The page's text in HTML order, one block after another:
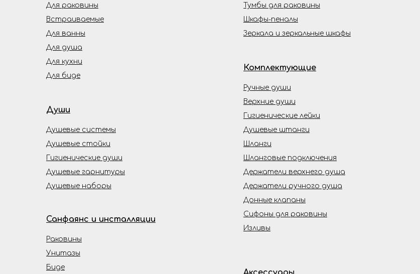
Души
Душевые гарнитуры
Душевые наборы
Душевые системы
Гигиенические души
Тумбы для раковины
Шкафы-пеналы
Зеркала и зеркальные шкафы
Встраиваемые
Для биде
Для кухни
Для ванны
Для душа
Для раковины
Комплектующие
Ручные души
Верхние души
Гигиенические лейки
Шланги
Душевые стойки
Шланговые подключения
Биде
Унитазы
Раковины
Санфаянс и инсталляции
Держатели верхнего душа
Держатели ручного душа
Донные клапаны
Сифоны для раковины
Изливы
Душевые штанги